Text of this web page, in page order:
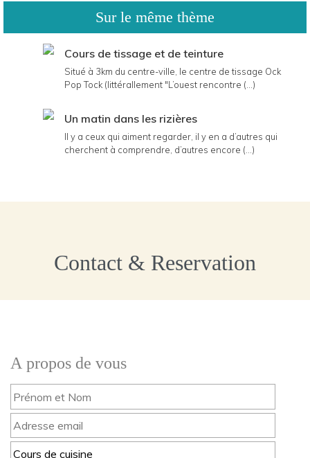
Sur le même thème
Cours de tissage et de teinture
Situé à 3km du centre-ville, le centre de tissage Ock
Pop Tock (littérallement "L’ouest rencontre (...)
Un matin dans les rizières
Il y a ceux qui aiment regarder, il y en a d’autres qui
cherchent à comprendre, d’autres encore (...)
Contact & Reservation
A propos de vous